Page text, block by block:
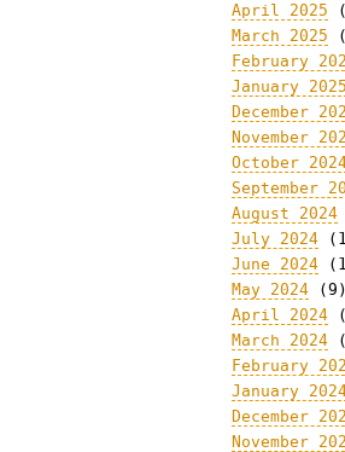
April 2025
March 2025
February
January 2025
December
November
October
September
August 2024
July 2024
June 2024
May 2024 (9)
April 2024
March 2024
February
January
December
November